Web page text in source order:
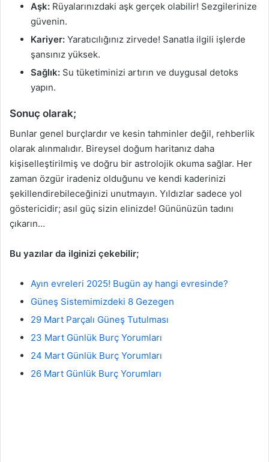
Aşk: Rüyalarınızdaki aşk gerçek olabilir! Sezgilerinize
güvenin.
Kariyer: Yaratıcılığınız zirvede! Sanatla ilgili işlerde
şansınız yüksek.
Sağlık: Su tüketiminizi artırın ve duygusal detoks
yapın.
Sonuç olarak;
Bunlar genel burçlardır ve kesin tahminler değil, rehberlik
olarak alınmalıdır. Bireysel doğum haritanız daha
kişiselleştirilmiş ve doğru bir astrolojik okuma sağlar. Her
zaman özgür iradeniz olduğunu ve kendi kaderinizi
şekillendirebileceğinizi unutmayın. Yıldızlar sadece yol
göstericidir; asıl güç sizin elinizde! Gününüzün tadını
çıkarın…
Bu yazılar da ilginizi çekebilir;
Ayın evreleri 2025! Bugün ay hangi evresinde?
Güneş Sistemimizdeki 8 Gezegen
29 Mart Parçalı Güneş Tutulması
23 Mart Günlük Burç Yorumları
24 Mart Günlük Burç Yorumları
26 Mart Günlük Burç Yorumları